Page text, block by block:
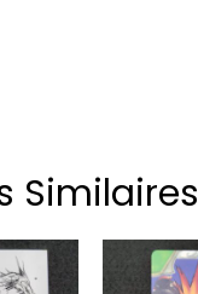
Similaires